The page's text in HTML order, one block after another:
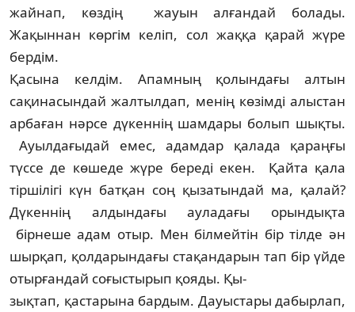
жайнап, көздің жауын алғандай болады.
Жақыннан көргім келіп, сол жаққа қарай жүре
бердім.
Қасына келдім. Апамның қолындағы алтын
сақинасындай жалтылдап, менің көзімді алыстан
арбаған нәрсе дүкеннің шамдары болып шықты.
Ауылдағыдай емес, адамдар қалада қараңғы
түссе де көшеде жүре береді екен. Қайта қала
тіршілігі күн батқан соң қызатындай ма, қалай?
Дүкеннің алдындағы ауладағы орындықта
бірнеше адам отыр. Мен білмейтін бір тілде ән
шыр­қап, қолдарындағы стақандарын тап бір үй­де
отырғандай соғыстырып қояды. Қы-
з­ық­тап, қастарына бардым. Дауыстары дабырлап,